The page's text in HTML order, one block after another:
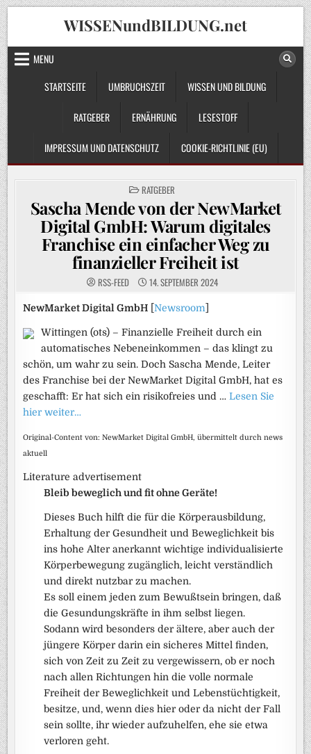
Skip
to
content
WISSENundBILDUNG.net
MENU
STARTSEITE
UMBRUCHSZEIT WISSEN UND BILDUNG
RATGEBER ERNÄHRUNG LESESTOFF
IMPRESSUM UND DATENSCHUTZ COOKIE-RICHTLINIE (EU)
POSTED
IN
RATGEBER
Sascha Mende von der NewMarket
Digital GmbH: Warum digitales
Franchise ein einfacher Weg zu
finanzieller Freiheit ist
RSS-FEED 14. SEPTEMBER 2024
NewMarket Digital GmbH [Newsroom
Wittingen (ots) – Finanzielle Freiheit durch ein
automatisches Nebeneinkommen – das klingt zu
schön, um wahr zu sein. Doch Sascha Mende, Leiter
des Franchise bei der NewMarket Digital GmbH, hat es
geschafft: Er hat sich ein risikofreies und …Lesen Sie
hier weiter…
Original-Content von: NewMarket Digital GmbH, übermittelt durch news
aktuell
Literature advertisement
Bleib beweglich und fit ohne Geräte!
Dieses Buch hilft die für die Körperausbildung,
Erhaltung der Gesundheit und Beweglichkeit bis
ins hohe Alter anerkannt wichtige individualisierte
Körperbewegung zugänglich, leicht verständlich
und direkt nutzbar zu machen.
Es soll einem jeden zum Bewußtsein bringen, daß
die Gesundungskräfte in ihm selbst liegen.
Sodann wird besonders der ältere, aber auch der
jüngere Körper darin ein sicheres Mittel finden,
sich von Zeit zu Zeit zu vergewissern, ob er noch
nach allen Richtungen hin die volle normale
Freiheit der Beweglichkeit und Lebenstüchtigkeit,
besitze, und, wenn dies hier oder da nicht der Fall
sein sollte, ihr wieder aufzuhelfen, ehe sie etwa
verloren geht.